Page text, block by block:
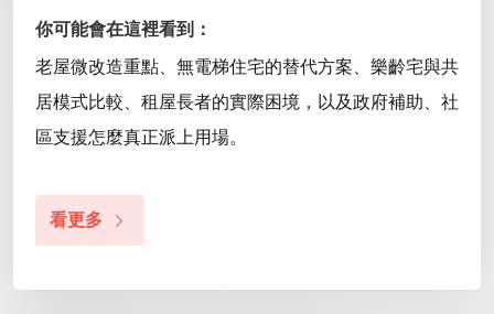
你可能會在這裡看到：
老屋微改造重點、無電梯住宅的替代方案、樂齡宅與共
居模式比較、租屋長者的實際困境，以及政府補助、社
區支援怎麼真正派上用場。
看更多